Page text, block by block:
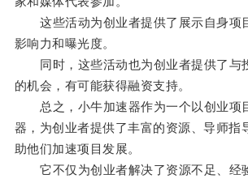
这些活动为创业者提供了展示自身项
影响力和曝光度。
同时，这些活动也为创业者提供了与
的机会，有可能获得融资支持。
总之，小牛加速器作为一个以创业项
器，为创业者提供了丰富的资源、导师指
助他们加速项目发展。
它不仅为创业者解决了资源不足、经